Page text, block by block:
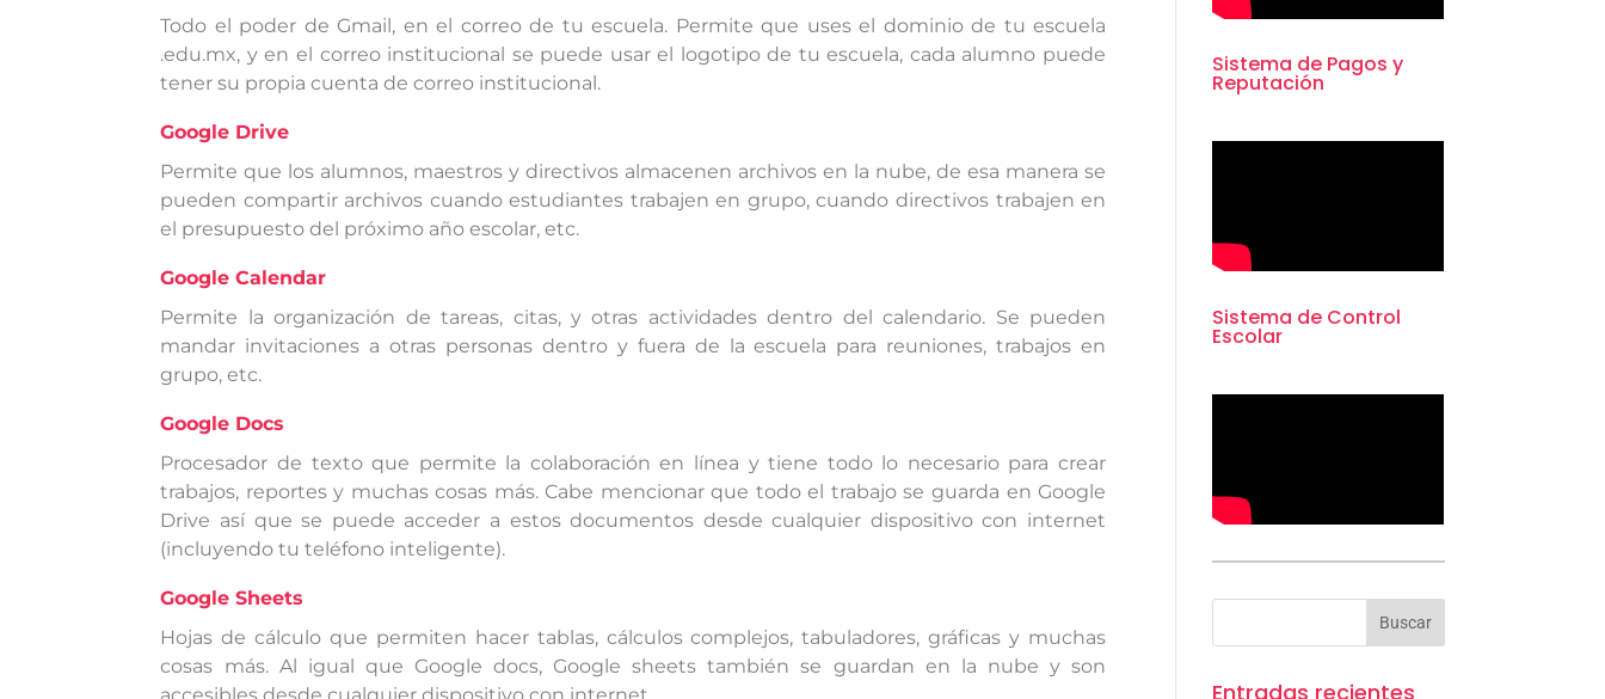
Todo el poder de Gmail, en el correo de tu escuela. Permite que uses el dominio de tu escuela
.edu.mx, y en el correo institucional se puede usar el logotipo de tu escuela, cada alumno puede
tener su propia cuenta de correo institucional.
Google Drive
Permite que los alumnos, maestros y directivos almacenen archivos en la nube, de esa manera se
pueden compartir archivos cuando estudiantes trabajen en grupo, cuando directivos trabajen en
el presupuesto del próximo año escolar, etc.
Google Calendar
Permite la organización de tareas, citas, y otras actividades dentro del calendario. Se pueden
mandar invitaciones a otras personas dentro y fuera de la escuela para reuniones, trabajos en
grupo, etc.
Google Docs
Procesador de texto que permite la colaboración en línea y tiene todo lo necesario para crear
trabajos, reportes y muchas cosas más. Cabe mencionar que todo el trabajo se guarda en Google
Drive así que se puede acceder a estos documentos desde cualquier dispositivo con internet
(incluyendo tu teléfono inteligente).
Google Sheets
Hojas de cálculo que permiten hacer tablas, cálculos complejos, tabuladores, gráficas y muchas
cosas más. Al igual que Google docs, Google sheets también se guardan en la nube y son
Sistema de Pagos y
Reputación
Sistema de Control
Escolar
Entradas recientes